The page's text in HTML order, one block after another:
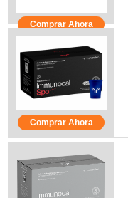
Comprar Ahora
Comprar Ahora